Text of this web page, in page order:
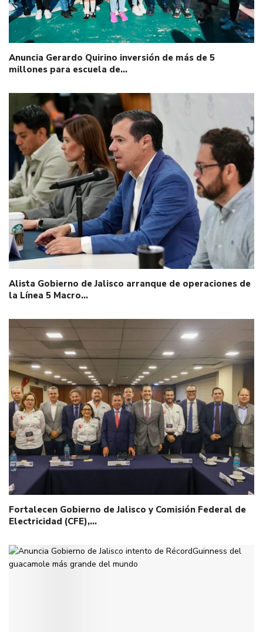
Anuncia Gerardo Quirino inversión de más de 5
millones para escuela de…
Alista Gobierno de Jalisco arranque de operaciones de
la Línea 5 Macro…
Fortalecen Gobierno de Jalisco y Comisión Federal de
Electricidad (CFE),…